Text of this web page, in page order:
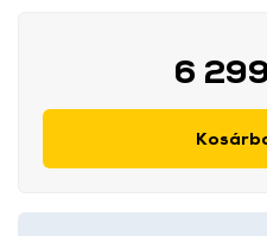
6